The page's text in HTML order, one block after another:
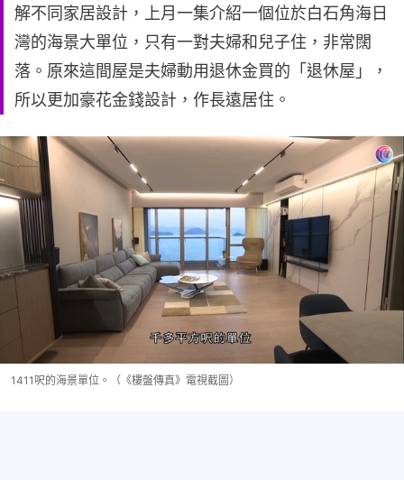
解不同家居設計，上月一集介紹一個位於白石角海日
灣的海景大單位，只有一對夫婦和兒子住，非常闊
落。原來這間屋是夫婦動用退休金買的「退休屋」，
所以更加豪花金錢設計，作長遠居住。
1411呎的海景單位。（《樓盤傳真》電視截圖）